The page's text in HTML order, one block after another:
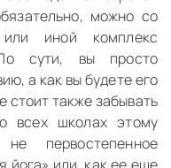
можно со
иной комплекс
сути, вы просто
а как вы будете его
стоит также забывать
всех школах этому
первостепенное
йога» или, как ее еще